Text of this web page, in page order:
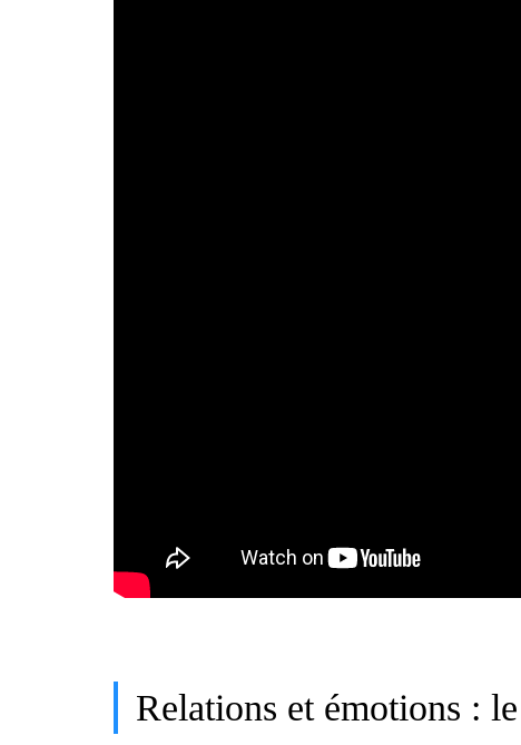
Relations et émotions :